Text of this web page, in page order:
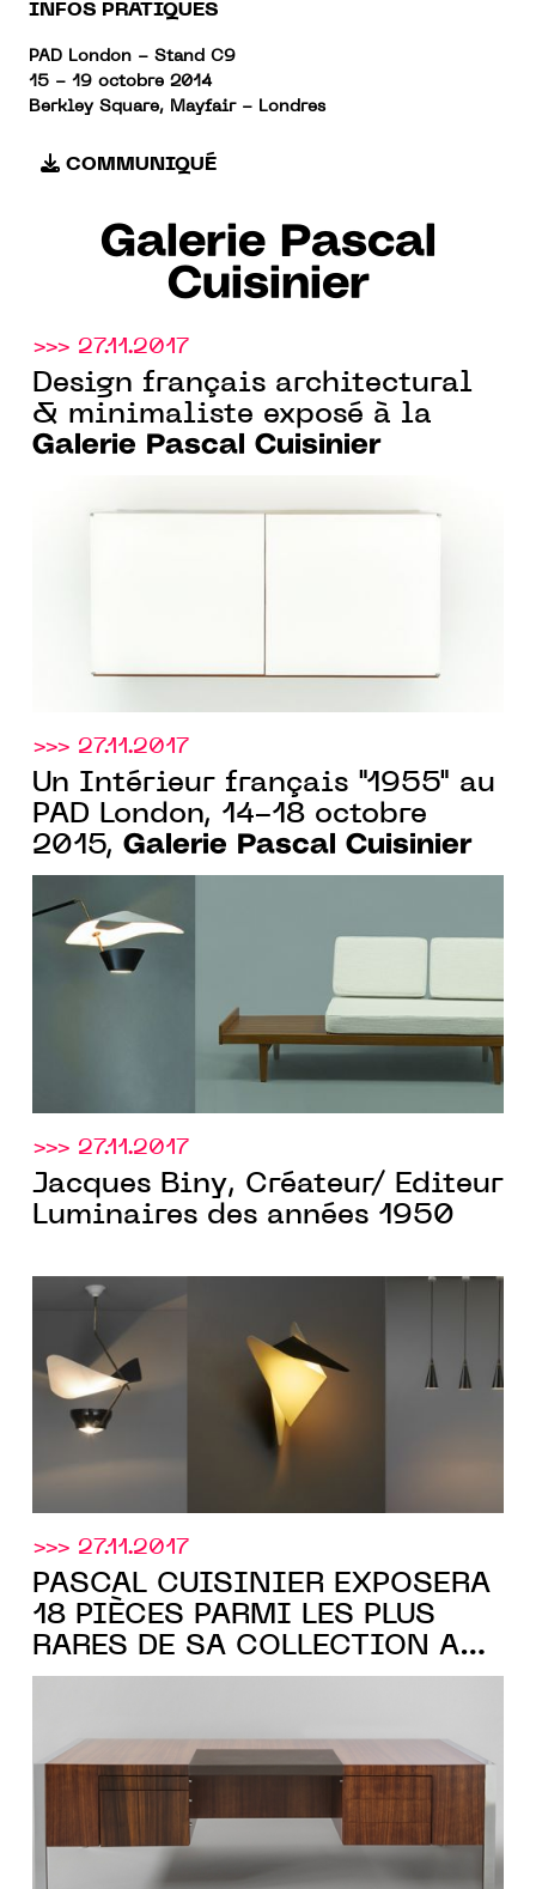
INFOS PRATIQUES
PAD London - Stand C9
15 - 19 octobre 2014
Berkley Square, Mayfair - Londres
COMMUNIQUÉ
Galerie Pascal
Cuisinier
>>> 27.11.2017
Design français architectural
& minimaliste exposé à la
Galerie Pascal Cuisinier
>>> 27.11.2017
Un Intérieur français "1955" au
PAD London, 14-18 octobre
2015, Galerie Pascal Cuisinier
>>> 27.11.2017
Jacques Biny, Créateur/ Editeur
Luminaires des années 1950
>>> 27.11.2017
PASCAL CUISINIER EXPOSERA
18 PIÈCES PARMI LES PLUS
RARES DE SA COLLECTION AU
PAD PARIS